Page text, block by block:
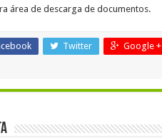
área de descarga de documentos.
Twitter Google +